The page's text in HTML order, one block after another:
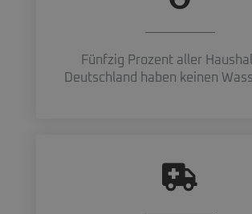
Fünfzig Prozent aller
Deutschland haben keinen